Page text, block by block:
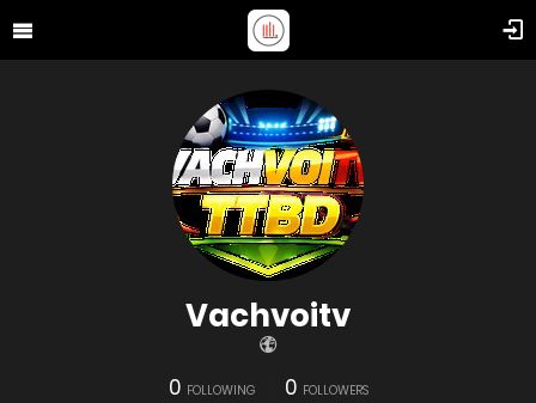
Vachvoitv
0 FOLLOWING 0 FOLLOWERS